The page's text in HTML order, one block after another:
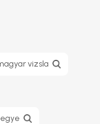
vizsla